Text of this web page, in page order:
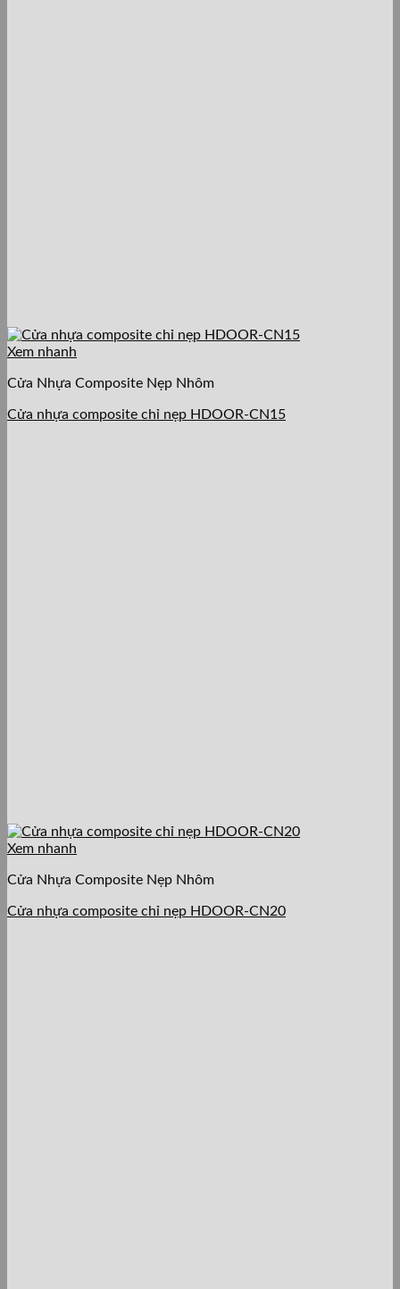
Xem nhanh
Cửa Nhựa Composite Nẹp Nhôm
Cửa nhựa composite chỉ nẹp HDOOR-CN15
Xem nhanh
Cửa Nhựa Composite Nẹp Nhôm
Cửa nhựa composite chỉ nẹp HDOOR-CN20